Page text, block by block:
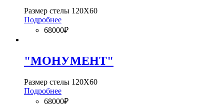
Размер стелы 120Х60
Подробнее
68000₽
"МОНУМЕНТ"
Размер стелы 120Х60
Подробнее
68000₽